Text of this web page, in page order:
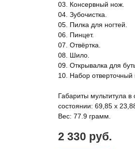
03. Консервный нож.
04. Зубочистка.
05. Пилка для ногтей.
06. Пинцет.
07. Отвёртка.
08. Шило.
09. Открывалка для
10. Набор отверточный
Габариты мультитула
состоянии: 69,85 x
Вес: 77.9 грамм.
2 330 руб.